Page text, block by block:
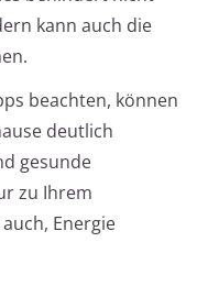
kann auch die
beachten, können
deutlich
gesunde
zu Ihrem
Energie